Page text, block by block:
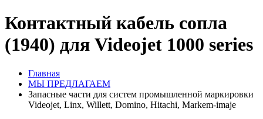
Контактный кабель сопла
(1940) для Videojet 1000 series
Главная
МЫ ПРЕДЛАГАЕМ
Запасные части для систем промышленной маркировки
Videojet, Linx, Willett, Domino, Hitachi, Markem-imaje